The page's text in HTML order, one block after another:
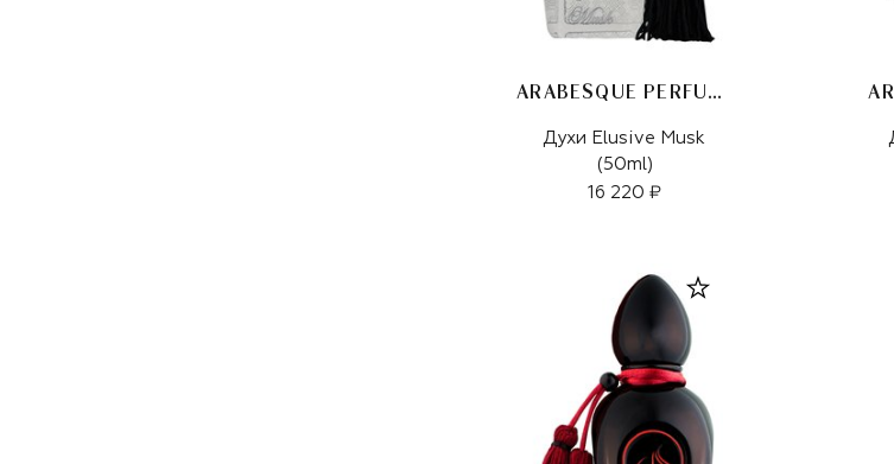
ARABESQUE PERFUMES
Духи Elusive Musk
(50ml)
16 220 ₽